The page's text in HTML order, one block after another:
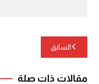
تصفّح
المقالات
السابق
مقالات ذات صلة